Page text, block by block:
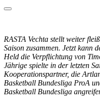
RASTA Vechta stellt weiter
Saison zusammen. Jetzt kann
Held die Verpflichtung von
Jährige spielte in der letzten
Kooperationspartner, die
Basketball Bundesliga ProA
Basketball Bundesliga